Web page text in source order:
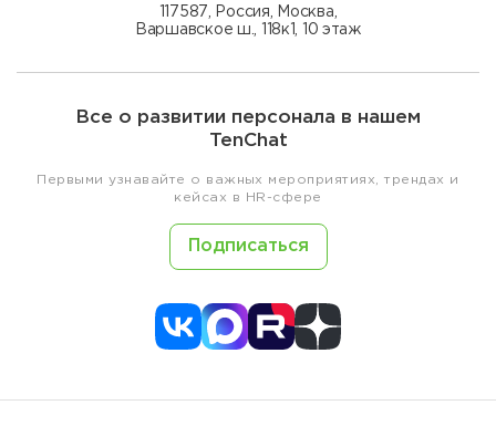
117587, Россия, Москва,
Варшавское ш., 118к1, 10 этаж
Все о развитии персонала в нашем
TenChat
Первыми узнавайте о важных мероприятиях, трендах и
кейсах в HR-сфере
Подписаться